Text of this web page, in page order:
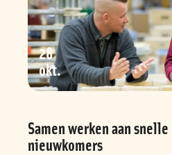
Samen werken aan
nieuwkomers
28
okt